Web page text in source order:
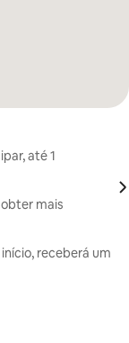
até 1
mais
receberá um